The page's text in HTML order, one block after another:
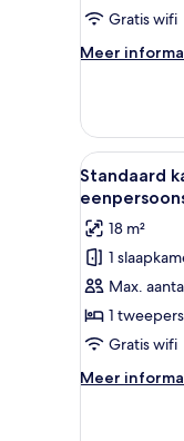
2
ladenGratis wifi
Meer
Meer
bubbelbad
Alle
foto's
voor
Standaard
kamer,
1
of
2
11
Standaard
18 m²
1
Max.
1
Gratis wifi
Meer
Meer